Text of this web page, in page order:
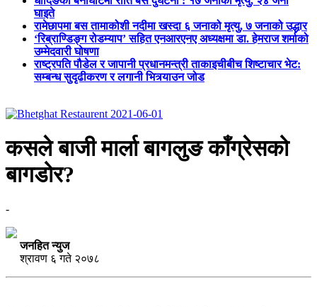
घाइते
रामेछापमा बस तामाकोशी नदीमा खस्दा ६ जनाको मृत्यु, ७ जनाको उद्धार
‘रिब्राण्डिङ्ग रोडम्याप’ सहित एनआरएनए अध्यक्षमा डा. हेमराज शर्माको
उम्मेदवारी घोषणा
राष्ट्रपति पौडेल र जापानी प्रधानमन्त्री ताकाइचीबीच शिष्टाचार भेट:
सम्बन्ध सुदृढीकरण र लगानी भित्र्याउन जोड
कसले बाजी मार्ला बागलुङ काँग्रेसको
बागडोर?
-
जनहित न्युज
श्रावण ६ गते २०७८